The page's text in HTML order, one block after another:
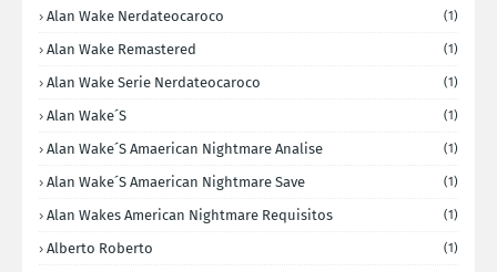
Alan Wake Nerdateocaroco (1)
Alan Wake Remastered (1)
Alan Wake Serie Nerdateocaroco (1)
Alan Wake´s (1)
Alan Wake´s Amaerican Nightmare Analise (1)
Alan Wake´s Amaerican Nightmare Save (1)
Alan Wakes American Nightmare Requisitos (1)
Alberto Roberto (1)